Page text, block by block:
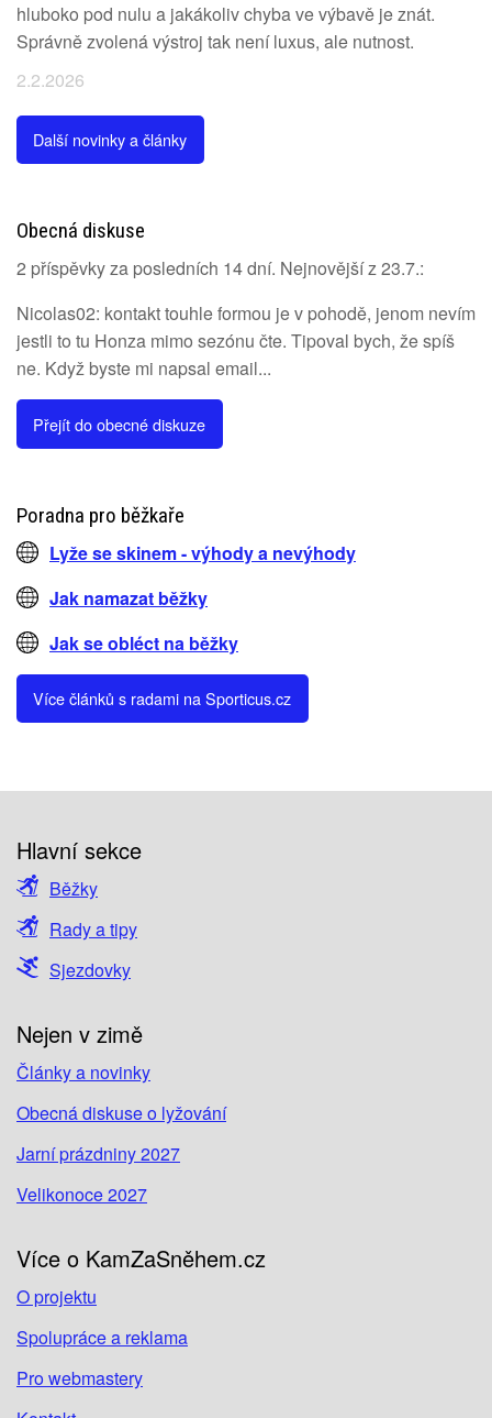
hluboko pod nulu a jakákoliv chyba ve výbavě je znát.
Správně zvolená výstroj tak není luxus, ale nutnost.
2.2.2026
Další novinky a články
Obecná diskuse
2 příspěvky za posledních 14 dní. Nejnovější z 23.7.:
Nicolas02: kontakt touhle formou je v pohodě, jenom nevím
jestli to tu Honza mimo sezónu čte. Tipoval bych, že spíš
ne. Když byste mi napsal email...
Přejít do obecné diskuze
Poradna pro běžkaře
Lyže se skinem - výhody a nevýhody
Jak namazat běžky
Jak se obléct na běžky
Více článků s radami na Sporticus.cz
Hlavní sekce
Běžky
Rady a tipy
Sjezdovky
Nejen v zimě
Články a novinky
Obecná diskuse o lyžování
Jarní prázdniny 2027
Velikonoce 2027
Více o KamZaSněhem.cz
O projektu
Spolupráce a reklama
Pro webmastery